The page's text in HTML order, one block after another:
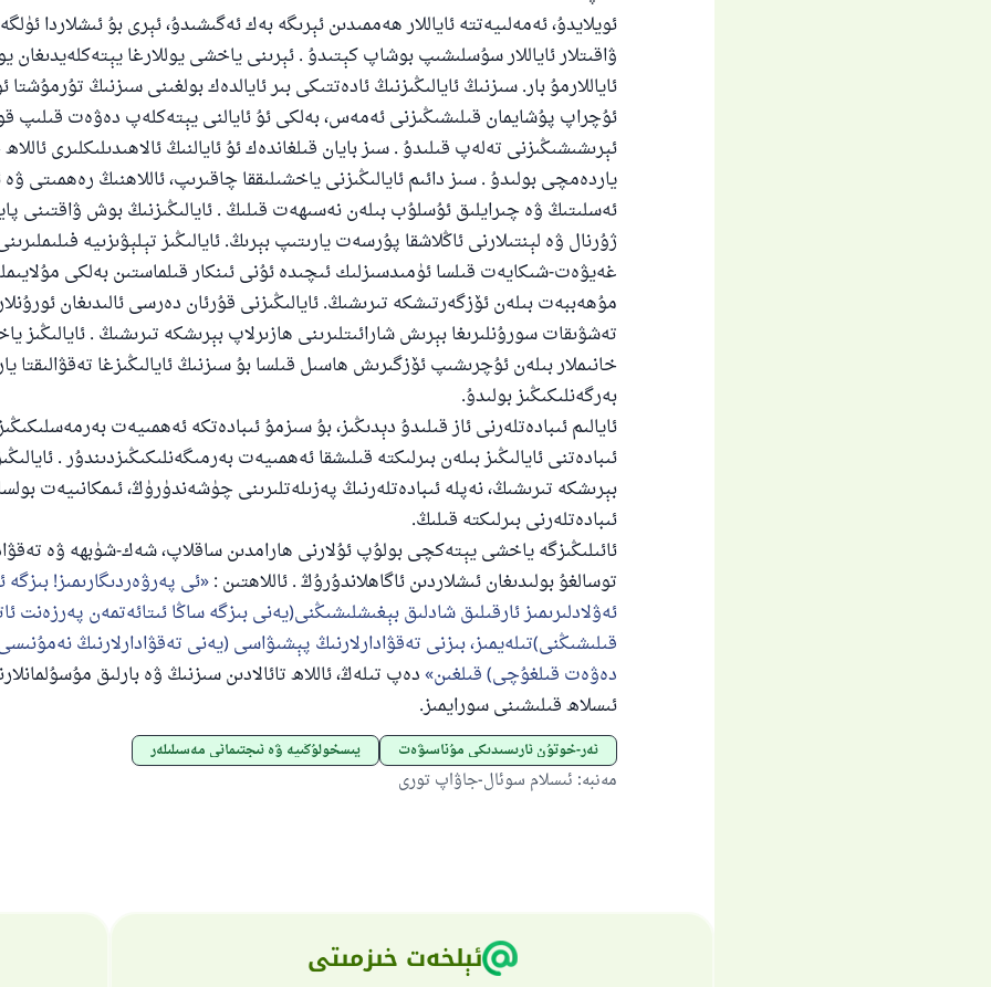
ئويلايدۇ، ئەمەلىيەتتە ئاياللار ھەممىدىن ئېرىگە بەك ئەگىشىدۇ، ئېرى بۇ ئىشلاردا
ۋاقىتلار ئاياللار سۇسلىشىپ بوشاپ كېتىدۇ . ئېرىنى ياخشى يوللارغا
ئاياللارمۇ بار. سىزنىڭ ئايالىڭىزنىڭ ئادەتتىكى بىر ئايالدەك بولغىنى سىزنىڭ تۇرمۇشتا
ئۇچراپ پۇشايمان قىلىشىڭىزنى ئەمەس، بەلكى ئۇ ئايالنى يېتەكلەپ دەۋەت قىلىپ
ئېرىشىشىڭىزنى تەلەپ قىلىدۇ . سىز بايان قىلغاندەك ئۇ ئايالنىڭ ئالاھىدىلىكلىرى
ياردەمچى بولىدۇ . سىز دائىم ئايالىڭىزنى ياخشىلىققا چاقىرىپ، ئاللاھنىڭ رەھمىتى ۋە
ئەسلىتىڭ ۋە چىرايلىق ئۇسلۇب بىلەن نەسىھەت قىلىڭ . ئايالىڭىزنىڭ بوش ۋاقتىنى
ژۇرنال ۋە لېنتىلارنى ئاڭلاشقا پۇرسەت يارىتىپ بېرىڭ. ئايالىڭىز تېلېۋىزىيە
غەيۋەت-شىكايەت قىلسا ئۈمىدسىزلىك ئىچىدە ئۇنى ئىنكار قىلماستىن بەلكى
مۇھەببەت بىلەن ئۆزگەرتىشكە تىرىشىڭ. ئايالىڭىزنى قۇرئان دەرسى ئالىدىغان
تەشۋىقات سورۇنلىرىغا بېرىش شارائىتلىرىنى ھازىرلاپ بېرىشكە تىرىشىڭ . ئايالىڭىز
خانىملار بىلەن ئۇچرىشىپ ئۆزگىرىش ھاسىل قىلسا بۇ سىزنىڭ ئايالىڭىزغا تەقۋالىقتا
بەرگەنلىكىڭىز بولىدۇ.
ئايالىم ئىبادەتلەرنى ئاز قىلىدۇ دېدىڭىز، بۇ سىزمۇ ئىبادەتكە ئەھمىيەت
ئىبادەتنى ئايالىڭىز بىلەن بىرلىكتە قىلىشقا ئەھمىيەت بەرمىگەنلىكىڭىزدىندۇر .
بېرىشكە تىرىشىڭ، نەپلە ئىبادەتلەرنىڭ پەزىلەتلىرىنى چۈشەندۈرۈڭ، ئىمكانىيەت
ئىبادەتلەرنى بىرلىكتە قىلىڭ.
ئائىلىڭىزگە ياخشى يېتەكچى بولۇپ ئۇلارنى ھارامدىن ساقلاپ، شەك-شۈبھە ۋە
توسالغۇ بولىدىغان ئىشلاردىن ئاگاھلاندۇرۇڭ . ئاللاھتىن : ئى پەرۋەردىگارىمىز! بىزگە
ئەۋلادلىرىمىز ئارقىلىق شادلىق بېغىشلىشىڭنى(يەنى بىزگە ساڭا ئىتائەتمەن پەرزەنت
قىلىشىڭنى)تىلەيمىز، بىزنى تەقۋادارلارنىڭ پېشىۋاسى (يەنى تەقۋادارلارنىڭ
دەۋەت قىلغۇچى) قىلغىن دەپ تىلەڭ، ئاللاھ تائالادىن سىزنىڭ ۋە بارلىق
ئىسلاھ قىلىشىنى سورايمىز.
ئەر-خوتۇن ئارىسىدىكى مۇناسىۋەت پىسخولۇگىيە ۋە ئىجتىمائى مەسىلىلەر
مەنبە: ئىسلام سوئال-جاۋاپ تورى
ئېلخەت خىزمىتى
ساقلاپ قالدى
ئۇممەتكە جاۋاپ بېرىشىمىزگە ياردەم قىلىڭ
پەيغەمبەرئەلەيھىسسالام مۇنداق دېگەن:
ياخشىلىققا باشلارپ قويغان كىشى قىلغۇچىغا ئوخشاش ساۋاپقا
مۇسلىم رىۋايەت قىلغان (1893) ھەدىس
ئىئائە